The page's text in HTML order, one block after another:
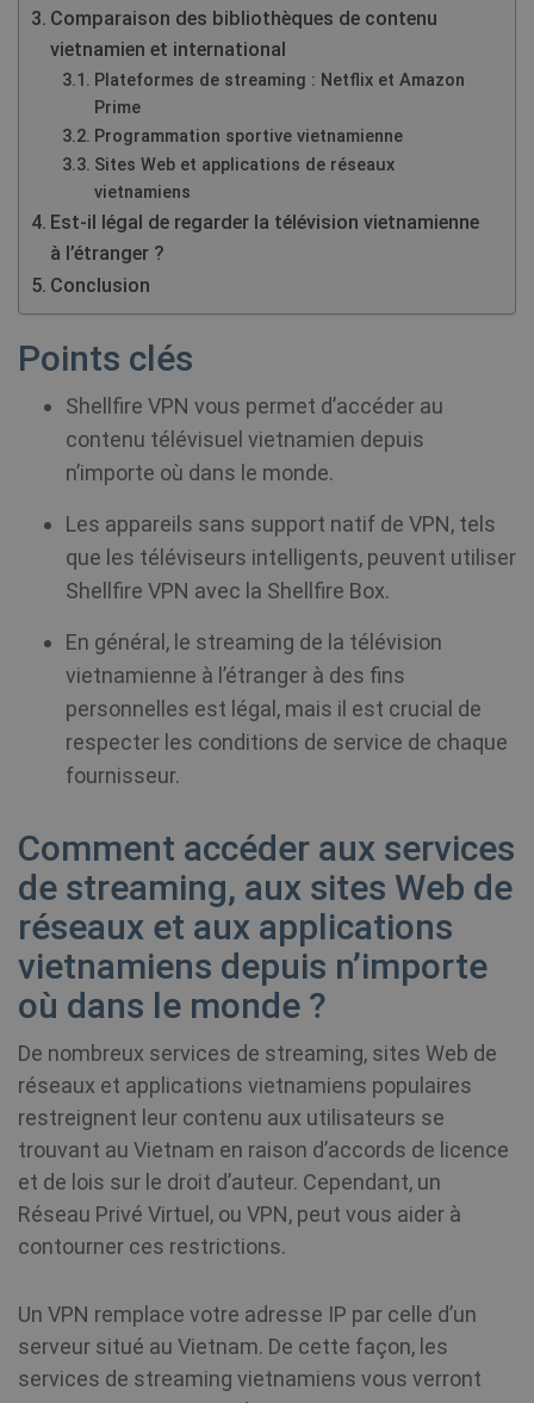
Comparaison des bibliothèques de contenu
vietnamien et international
Plateformes de streaming : Netflix et Amazon
Prime
Programmation sportive vietnamienne
Sites Web et applications de réseaux
vietnamiens
Est-il légal de regarder la télévision vietnamienne
à l’étranger ?
Conclusion
Points clés
Shellfire VPN vous permet d’accéder au
contenu télévisuel vietnamien depuis
n’importe où dans le monde.
Les appareils sans support natif de VPN, tels
que les téléviseurs intelligents, peuvent utiliser
Shellfire VPN avec la Shellfire Box.
En général, le streaming de la télévision
vietnamienne à l’étranger à des fins
personnelles est légal, mais il est crucial de
respecter les conditions de service de chaque
fournisseur.
Comment accéder aux services
de streaming, aux sites Web de
réseaux et aux applications
vietnamiens depuis n’importe
où dans le monde ?
De nombreux services de streaming, sites Web de
réseaux et applications vietnamiens populaires
restreignent leur contenu aux utilisateurs se
trouvant au Vietnam en raison d’accords de licence
et de lois sur le droit d’auteur. Cependant, un
Réseau Privé Virtuel, ou VPN, peut vous aider à
contourner ces restrictions.
Un VPN remplace votre adresse IP par celle d’un
serveur situé au Vietnam. De cette façon, les
services de streaming vietnamiens vous verront